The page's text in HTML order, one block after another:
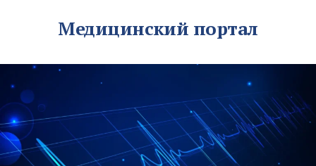
Медицинский портал